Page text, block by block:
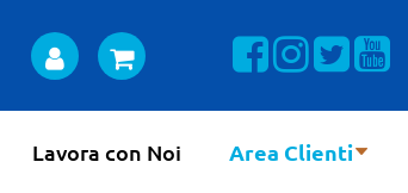
Visualizza la
Visualizza
Lavora con Noi Area Clienti